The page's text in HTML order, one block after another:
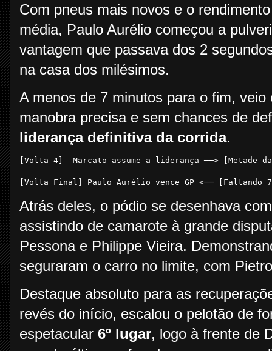
Com pneus mais novos e o
média, Paulo Aurélio começou a
vantagem que passava dos 2
na casa dos milésimos.
A menos de 7 minutos para o fim,
manobra precisa e sem chances de
liderança definitiva da corrida.
[Volta 4]  Marcato assume a liderança ──> [Metade
Atrás deles, o pódio se desenhava
assistindo de camarote à grande
Pessona e Philippe Vieira.
seguraram o carro no limite, com
Destaque absoluto para as
revés do início, escalou o pelotão de
espetacular 6º lugar, logo à frente de